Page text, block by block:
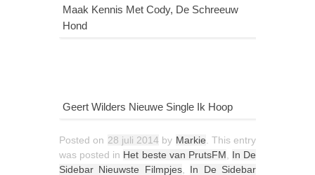
Maak Kennis Met Cody, De Schreeuw
Hond
Geert Wilders Nieuwe Single Ik Hoop
Posted on 28 juli 2014 by Markie . This entry
was posted in Het beste van PrutsFM
In De
Sidebar Nieuwste Filmpjes, In De Sidebar